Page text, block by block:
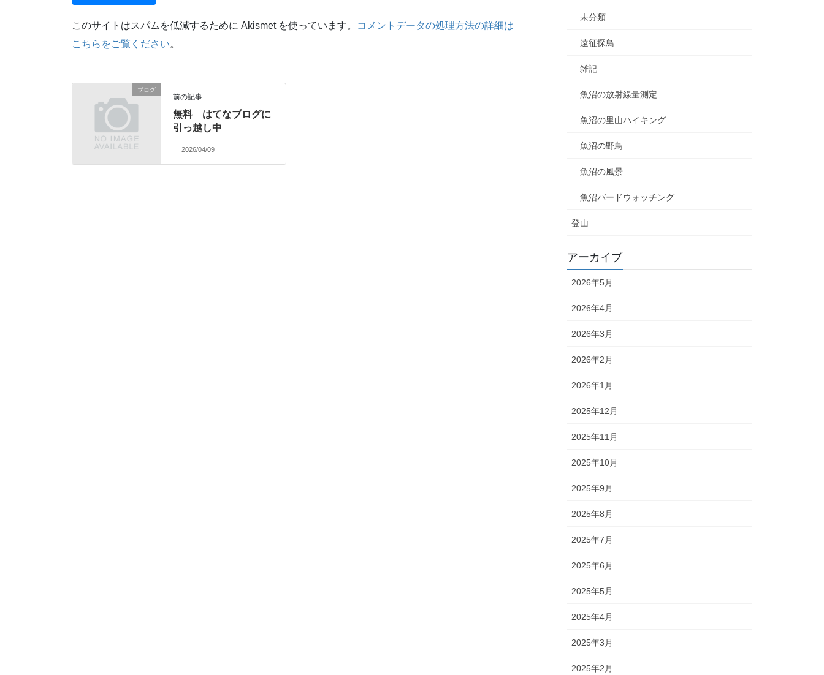
このサイトはスパムを低減するために Akismet を使っています。
コメントデータの処理方法の詳細は
こちらをご覧ください。
ブログ
前の記事
無料 はてなブログに
引っ越し中
2026/04/09
未分類
遠征探鳥
雑記
魚沼の放射線量測定
魚沼の里山ハイキング
魚沼の野鳥
魚沼の風景
魚沼バードウォッチング
登山
アーカイブ
2026年5月
2026年4月
2026年3月
2026年2月
2026年1月
2025年12月
2025年11月
2025年10月
2025年9月
2025年8月
2025年7月
2025年6月
2025年5月
2025年4月
2025年3月
2025年2月